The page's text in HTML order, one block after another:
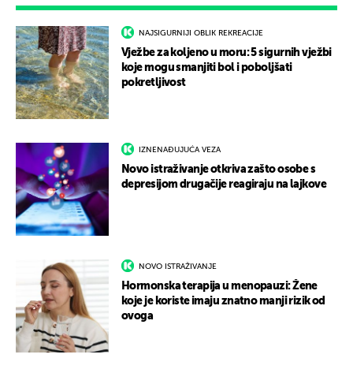
NAJSIGURNIJI OBLIK REKREACIJE
Vježbe za koljeno u moru: 5 sigurnih vježbi
koje mogu smanjiti bol i poboljšati
pokretljivost
IZNENAĐUJUĆA VEZA
Novo istraživanje otkriva zašto osobe s
depresijom drugačije reagiraju na lajkove
NOVO ISTRAŽIVANJE
Hormonska terapija u menopauzi: Žene
koje je koriste imaju znatno manji rizik od
ovoga